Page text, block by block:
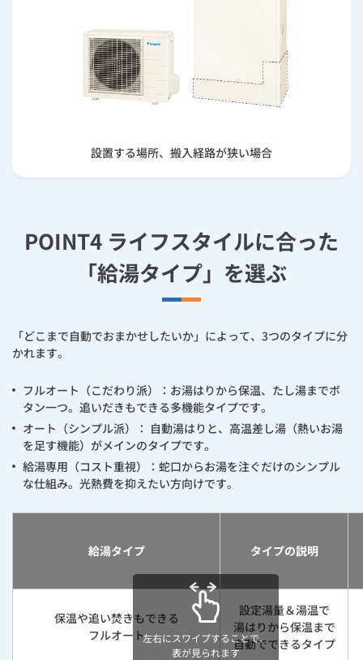
設置する場所、搬入経路が狭い場合
POINT4 ライフスタイルに合った
「給湯タイプ」を選ぶ
「どこまで自動でおまかせしたいか」によって、3つのタイプに分
かれます。
フルオート（こだわり派）：お湯はりから保温、たし湯までボ
タン一つ。追いだきもできる多機能タイプです。
オート（シンプル派）： 自動湯はりと、高温差し湯（熱いお湯
を足す機能）がメインのタイプです。
給湯専用（コスト重視）：蛇口からお湯を注ぐだけのシンプル
な仕組み。光熱費を抑えたい方向けです。
給湯タイプ タイプの説明
保温や追い焚きもできる
フルオート
設定湯量＆湯温で
湯はりから保温まで
自動でできるタイプ
左右にスワイプすることで、
表が見られます